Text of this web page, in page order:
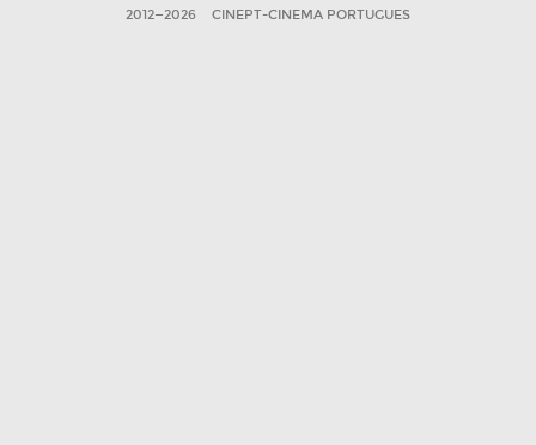
2012—2026 CINEPT-CINEMA PORTUGUES